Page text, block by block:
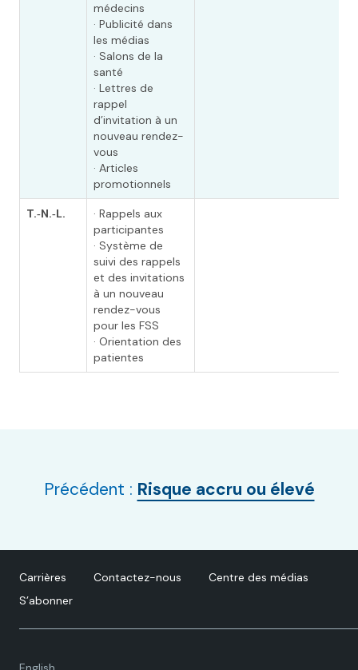
médecins
· Publicité dans
les médias
· Salons de la
santé
· Lettres de
rappel
d’invitation à un
nouveau rendez-
vous
· Articles
promotionnels
T.‑N.‑L.
· Rappels aux
participantes
· Système de
suivi des rappels
et des invitations
à un nouveau
rendez-vous
pour les FSS
· Orientation des
patientes
Précédent : Risque accru ou élevé
Carrières Contactez-nous
Centre des médias
S’abonner
Language